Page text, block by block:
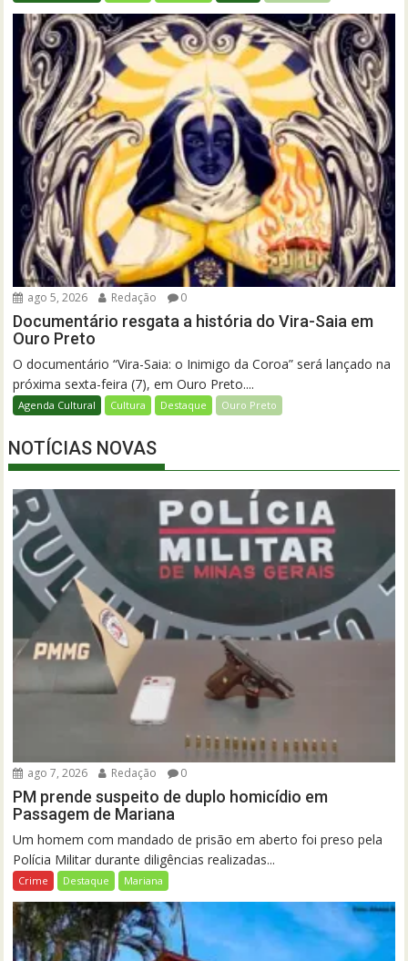
ago 5, 2026 Redação 0
Documentário resgata a história do Vira-Saia em
Ouro Preto
O documentário “Vira-Saia: o Inimigo da Coroa” será lançado na
próxima sexta-feira (7), em Ouro Preto....
Agenda Cultural Cultura Destaque Ouro Preto
NOTÍCIAS NOVAS
ago 7, 2026 Redação 0
PM prende suspeito de duplo homicídio em
Passagem de Mariana
Um homem com mandado de prisão em aberto foi preso pela
Polícia Militar durante diligências realizadas...
Crime Destaque Mariana